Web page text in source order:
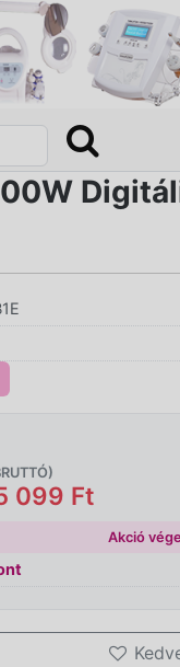
099 Ft
Akció